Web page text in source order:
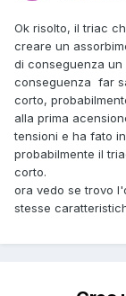
Ok risolto, il triac
creare un
di conseguenza un
conseguenza far
corto,
alla prima
tensioni e ha fato
probabilmente il
corto.
ora vedo se trovo
stesse